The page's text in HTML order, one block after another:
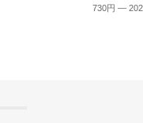
730円 —